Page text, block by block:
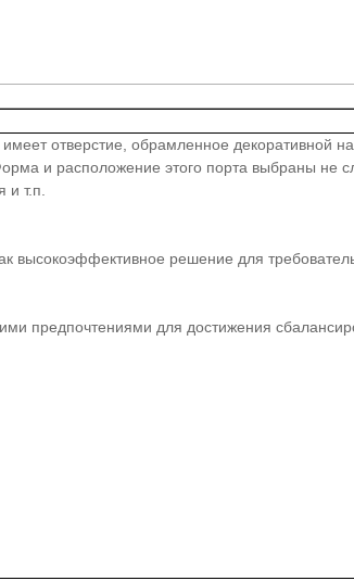
отверстие, обрамленное декоративной
и расположение этого порта выбраны не
т.п.
высокоэффективное решение для
предпочтениями для достижения